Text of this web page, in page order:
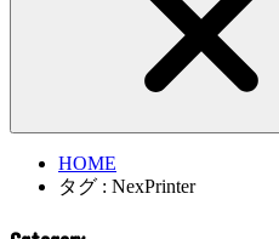
HOME
タグ : NexPrinter